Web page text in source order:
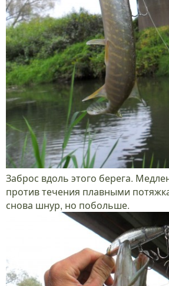
Заброс вдоль этого берега.
против течения плавными
снова шнур, но побольше.